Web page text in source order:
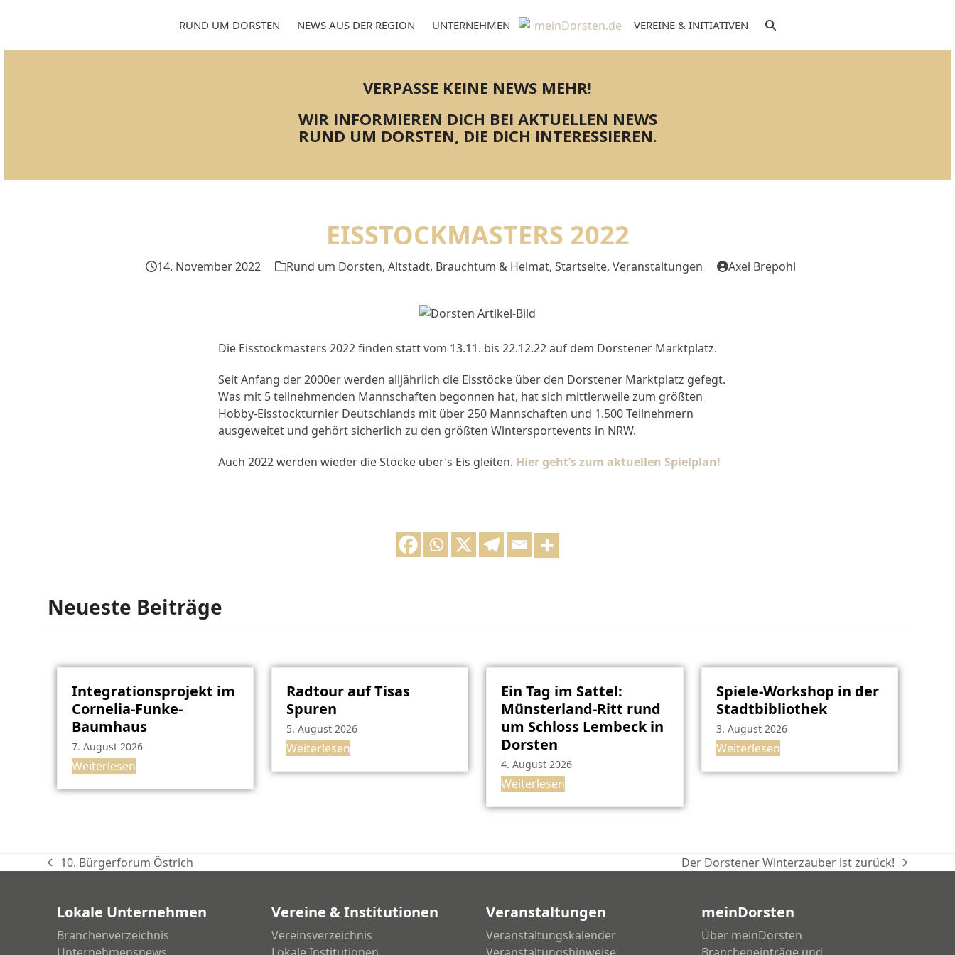
RUND UM DORSTEN NEWS AUS DER REGION UNTERNEHMEN VEREINE & INITIATIVEN
VERPASSE KEINE NEWS MEHR!
WIR INFORMIEREN DICH BEI AKTUELLEN NEWS
RUND UM DORSTEN, DIE DICH INTERESSIEREN.
EISSTOCKMASTERS 2022
14. November 2022 Rund um Dorsten, Altstadt, Brauchtum & Heimat, Startseite, Veranstaltungen Axel Brepohl
Die Eisstockmasters 2022 finden statt vom 13.11. bis 22.12.22 auf dem Dorstener Marktplatz.
Seit Anfang der 2000er werden alljährlich die Eisstöcke über den Dorstener Marktplatz gefegt.
Was mit 5 teilnehmenden Mannschaften begonnen hat, hat sich mittlerweile zum größten
Hobby-Eisstockturnier Deutschlands mit über 250 Mannschaften und 1.500 Teilnehmern
ausgeweitet und gehört sicherlich zu den größten Wintersportevents in NRW.
Auch 2022 werden wieder die Stöcke über’s Eis gleiten. Hier geht’s zum aktuellen Spielplan!
Neueste Beiträge
Integrationsprojekt im
Cornelia-Funke-
Baumhaus
7. August 2026
Weiterlesen
Radtour auf Tisas
Spuren
5. August 2026
Weiterlesen
Ein Tag im Sattel:
Münsterland-Ritt rund
um Schloss Lembeck in
Dorsten
4. August 2026
Weiterlesen
Spiele-Workshop in der
Stadtbibliothek
3. August 2026
Weiterlesen
vorheriger
10. Bürgerforum Östrich
Nächster
Der Dorstener Winterzauber ist zurück!
Lokale Unternehmen
Branchenverzeichnis
Vereine & Institutionen
Vereinsverzeichnis
Veranstaltungen
Veranstaltungskalender
meinDorsten
Über meinDorsten